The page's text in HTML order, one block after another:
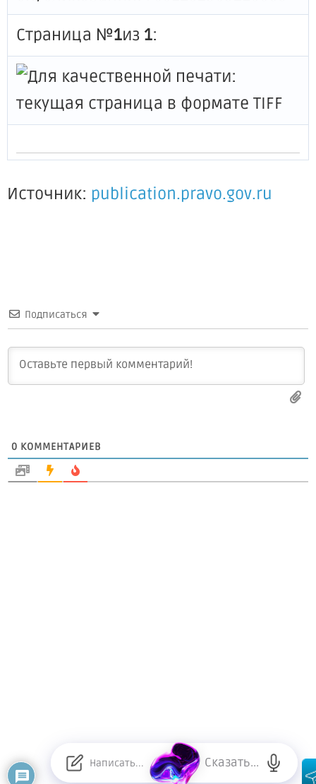
Страница №1из 1:
Источник: publication.pravo.gov.ru
Подписаться
0 КОММЕНТАРИЕВ
Сказать...